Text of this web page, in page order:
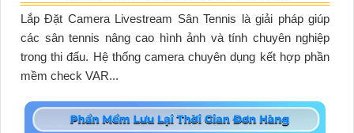
Lắp Đặt Camera Livestream Sân Tennis là giải pháp giúp
các sân tennis nâng cao hình ảnh và tính chuyên nghiệp
trong thi đấu. Hệ thống camera chuyên dụng kết hợp phần
mềm check VAR...